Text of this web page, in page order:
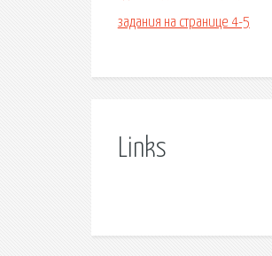
задания на странице 4-5
Links